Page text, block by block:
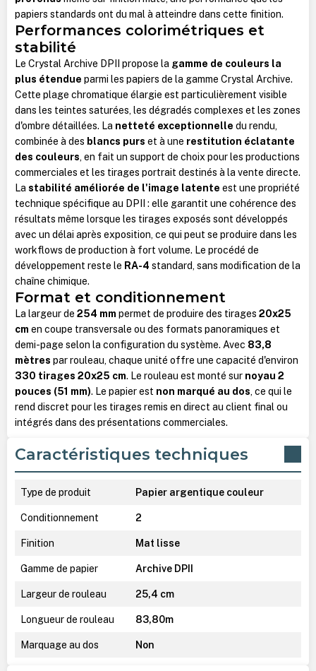
papiers standards ont du mal à atteindre dans cette finition.
Performances colorimétriques et
stabilité
Le Crystal Archive DPII propose la gamme de couleurs la
plus étendue parmi les papiers de la gamme Crystal Archive.
Cette plage chromatique élargie est particulièrement visible
dans les teintes saturées, les dégradés complexes et les zones
d'ombre détaillées. La netteté exceptionnelle du rendu,
combinée à des blancs purs et à une restitution éclatante
des couleurs, en fait un support de choix pour les productions
commerciales et les tirages portrait destinés à la vente directe.
La stabilité améliorée de l'image latente est une propriété
technique spécifique au DPII : elle garantit une cohérence des
résultats même lorsque les tirages exposés sont développés
avec un délai après exposition, ce qui peut se produire dans les
workflows de production à fort volume. Le procédé de
développement reste le RA-4 standard, sans modification de la
chaîne chimique.
Format et conditionnement
La largeur de 254 mm permet de produire des tirages 20x25
cm en coupe transversale ou des formats panoramiques et
demi-page selon la configuration du système. Avec 83,8
mètres par rouleau, chaque unité offre une capacité d'environ
330 tirages 20x25 cm. Le rouleau est monté sur noyau 2
pouces (51 mm). Le papier est non marqué au dos, ce qui le
rend discret pour les tirages remis en direct au client final ou
intégrés dans des présentations commerciales.
Caractéristiques techniques
Type de produit Papier argentique couleur
Conditionnement 2
Finition Mat lisse
Gamme de papier Archive DPII
Largeur de rouleau 25,4 cm
Longueur de rouleau 83,80m
Marquage au dos Non